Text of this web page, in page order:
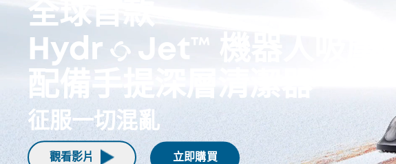
全球首款
Hydr
Jet™ 機器人吸塵器
配備手提深層清潔器
征服一切混亂
觀看影片 立即購買